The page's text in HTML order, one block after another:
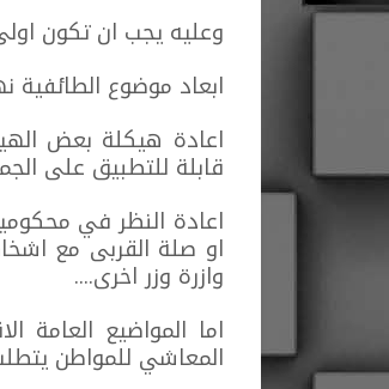
وعليه يجب ان تكون
ابعاد موضوع الطائفية
اعادة هيكلة بعض
قابلة للتطبيق على
اعادة النظر في
او صلة القربى مع
وازرة وزر اخرى....
اما المواضيع
المعاشي للمواطن